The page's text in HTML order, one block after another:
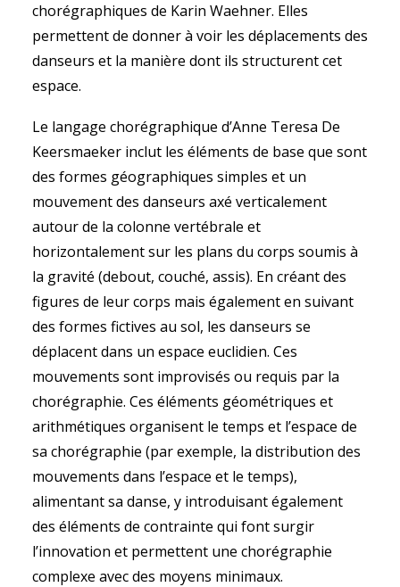
chorégraphiques de Karin Waehner. Elles
permettent de donner à voir les déplacements des
danseurs et la manière dont ils structurent cet
espace.
Le langage chorégraphique d’Anne Teresa De
Keersmaeker inclut les éléments de base que sont
des formes géographiques simples et un
mouvement des danseurs axé verticalement
autour de la colonne vertébrale et
horizontalement sur les plans du corps soumis à
la gravité (debout, couché, assis). En créant des
figures de leur corps mais également en suivant
des formes fictives au sol, les danseurs se
déplacent dans un espace euclidien. Ces
mouvements sont improvisés ou requis par la
chorégraphie. Ces éléments géométriques et
arithmétiques organisent le temps et l’espace de
sa chorégraphie (par exemple, la distribution des
mouvements dans l’espace et le temps),
alimentant sa danse, y introduisant également
des éléments de contrainte qui font surgir
l’innovation et permettent une chorégraphie
complexe avec des moyens minimaux.